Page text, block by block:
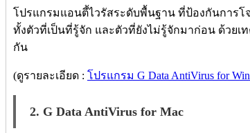
โปรแกรมแอนตี้ไวรัสระดับพื้นฐาน ที่ป้องกันการโ
ทั้งตัวที่เป็นที่รู้จัก และตัวที่ยังไม่รู้จักมาก่อน ด้วย
กัน
(ดูรายละเอียด : โปรแกรม G Data AntiVirus for
2. G Data AntiVirus for Mac